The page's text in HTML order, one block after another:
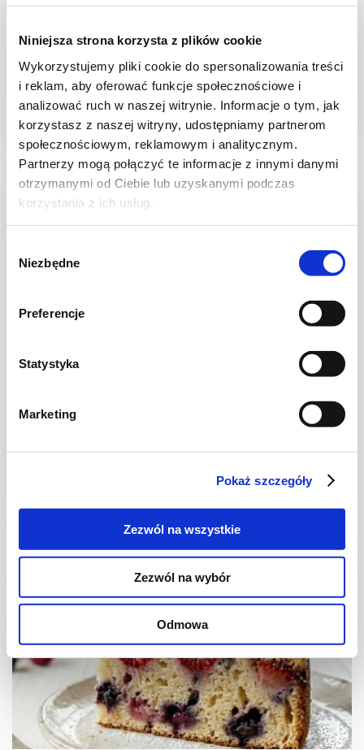
Niniejsza strona korzysta z plików cookie
Wykorzystujemy pliki cookie do spersonalizowania treści
i reklam, aby oferować funkcje społecznościowe i
analizować ruch w naszej witrynie. Informacje o tym, jak
korzystasz z naszej witryny, udostępniamy partnerom
społecznościowym, reklamowym i analitycznym.
Partnerzy mogą połączyć te informacje z innymi danymi
otrzymanymi od Ciebie lub uzyskanymi podczas
korzystania z ich usług.
zgody
Niezbędne
Preferencje
Statystyka
Marketing
Pokaż szczegóły
Zezwól na wszystkie
Zezwól na wybór
Odmowa
30 min. 1531 kcal 8
Ciasto warstwowe z kremem i malinową